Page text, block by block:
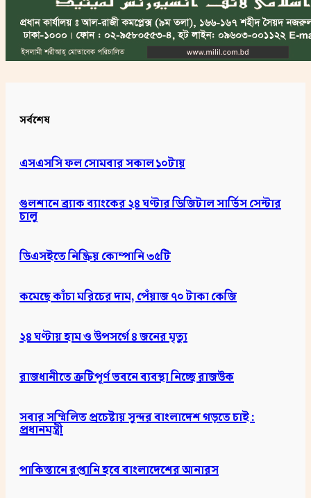
সর্বশেষ
এসএসসি ফল সোমবার সকাল ১০টায়
গুলশানে ব্র্যাক ব্যাংকের ২৪ ঘণ্টার ডিজিটাল সার্ভিস সেন্টার
চালু
ডিএসইতে নিষ্ক্রিয় কোম্পানি ৩৫টি
কমেছে কাঁচা মরিচের দাম, পেঁয়াজ ৭০ টাকা কেজি
২৪ ঘণ্টায় হাম ও উপসর্গে ৪ জনের মৃত্যু
রাজধানীতে ত্রুটিপূর্ণ ভবনে ব্যবস্থা নিচ্ছে রাজউক
সবার সম্মিলিত প্রচেষ্টায় সুন্দর বাংলাদেশ গড়তে চাই :
প্রধানমন্ত্রী
পাকিস্তানে রপ্তানি হবে বাংলাদেশের আনারস